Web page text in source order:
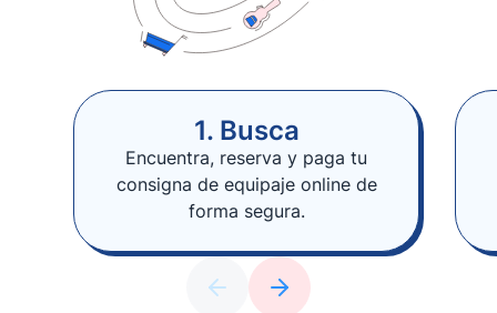
1. Busca
Encuentra, reserva y paga tu
consigna de equipaje online de
forma segura.